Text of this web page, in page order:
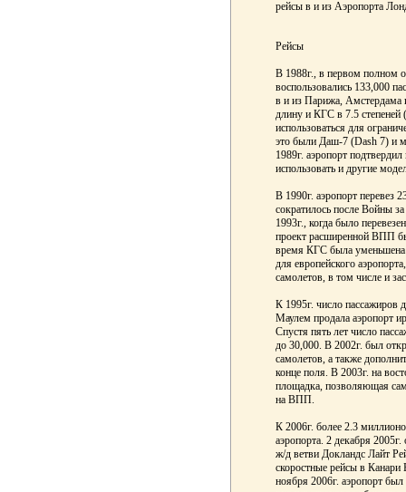
рейсы в и из Аэропорта
Рейсы
В 1988г., в первом полном
воспользовались 133,000
в и из Парижа,
длину и КГС в 7.5 степеней
использоваться для
это были Даш-7 (Dash 7) и
1989г. аэропорт
использовать и другие
В 1990г. аэропорт перевез
сократилось после Войны
1993г., когда было
проект расширенной ВПП
время КГС была уменьшена
для европейского
самолетов, в том числе и
К 1995г. число пассажиров
Маулем продала аэропорт
Спустя пять лет число
до 30,000. В 2002г. был
самолетов, а также
конце поля. В 2003г. на
площадка, позволяющая
на ВПП.
К 2006г. более 2.3
аэропорта. 2 декабря
ж/д ветви Докландс Лайт
скоростные рейсы в
ноября 2006г. аэропорт